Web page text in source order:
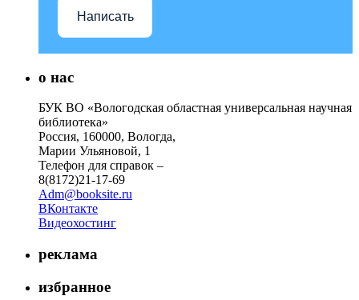
Написать
о нас
БУК ВО «Вологодская областная универсальная научная
библиотека»
Россия, 160000, Вологда,
Марии Ульяновой, 1
Телефон для справок –
8(8172)21-17-69
Adm@booksite.ru
ВКонтакте
Видеохостинг
реклама
избранное